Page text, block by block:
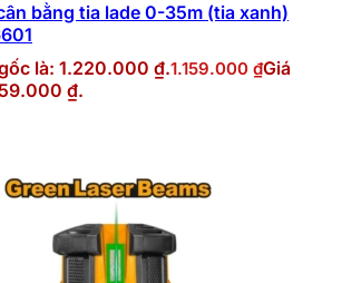
bằng tia lade 0-35m (tia xanh)
là: 1.220.000 ₫.1.159.000 ₫Giá
₫.